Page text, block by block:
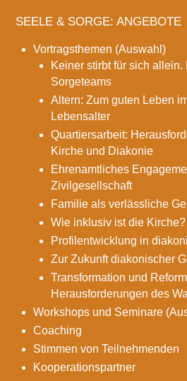
SEELE & SORGE: ANGEBOTE
Vortragsthemen (Auswahl)
Keiner stirbt für sich allein.
Sorgeteams
Altern: Zum guten Leben
Lebensalter
Quartiersarbeit:
Kirche und Diakonie
Ehrenamtliches
Zivilgesellschaft
Familie als verlässliche
Wie inklusiv ist die Kirche?
Profilentwicklung in
Zur Zukunft diakonischer
Transformation und
Herausforderungen des
Workshops und Seminare
Coaching
Stimmen von Teilnehmenden
Kooperationspartner